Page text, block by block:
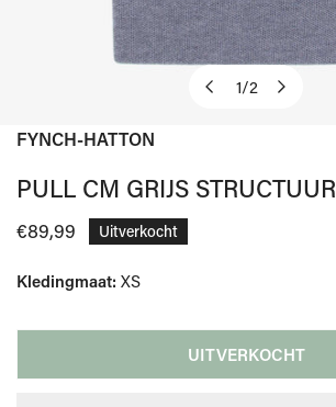
1/2
OPEN MEDIA IN GALERIJWEERGAVE
FYNCH-HATTON
PULL CM GRIJS STRUCTUUR
Normale
€89,99 Uitverkocht
Kledingmaat: XS
UITVERKOCHT